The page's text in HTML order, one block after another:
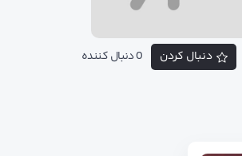
دنبال کردن 0 دنبال کننده